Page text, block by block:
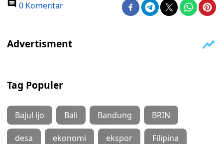
0 Komentar
Tag Populer
Bajul ijo Bali Bandung BRIN
desa ekonomi ekspor Filipina